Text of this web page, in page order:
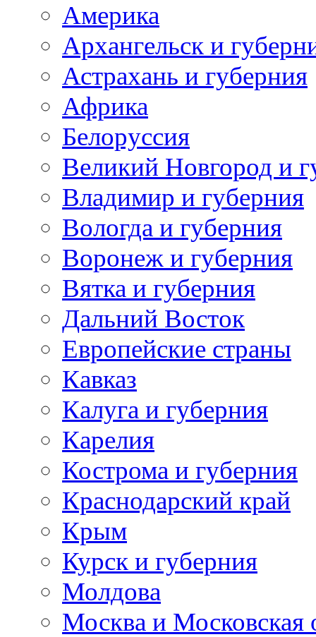
Америка
Архангельск и
Астрахань и губерния
Африка
Белоруссия
Великий Новгород и
Владимир и губерния
Вологда и губерния
Воронеж и губерния
Вятка и губерния
Дальний Восток
Европейские страны
Кавказ
Калуга и губерния
Карелия
Кострома и губерния
Краснодарский край
Крым
Курск и губерния
Молдова
Москва и Московская